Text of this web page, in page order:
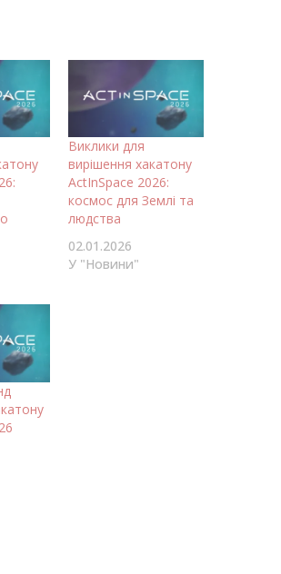
Виклики для
вирішення хакатону
ActInSpace 2026:
космос для Землі та
людства
02.01.2026
У "Новини"